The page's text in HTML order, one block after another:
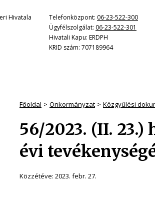
Hivatala
Telefonközpont: 06-23-522-300
Ügyfélszolgálat: 06-23-522-301
Hivatali Kapu: ERDPH
KRID szám: 707189964
Főoldal Önkormányzat Közgyűlési
56/2023. (II.
évi
Közzétéve: 2023. febr. 27.